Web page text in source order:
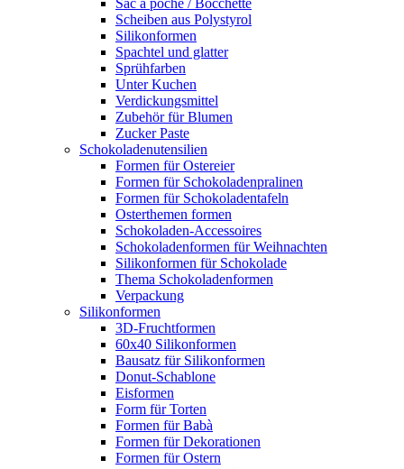
Sac a poche / Bocchette
Scheiben aus Polystyrol
Silikonformen
Spachtel und glatter
Sprühfarben
Unter Kuchen
Verdickungsmittel
Zubehör für Blumen
Zucker Paste
Schokoladenutensilien
Formen für Ostereier
Formen für Schokoladenpralinen
Formen für Schokoladentafeln
Osterthemen formen
Schokoladen-Accessoires
Schokoladenformen für Weihnachten
Silikonformen für Schokolade
Thema Schokoladenformen
Verpackung
Silikonformen
3D-Fruchtformen
60x40 Silikonformen
Bausatz für Silikonformen
Donut-Schablone
Eisformen
Form für Torten
Formen für Babà
Formen für Dekorationen
Formen für Ostern